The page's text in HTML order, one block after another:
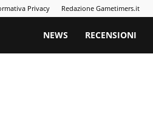
Privacy Redazione Gametimers.it
Gametimers
NEWS RECENSIONI